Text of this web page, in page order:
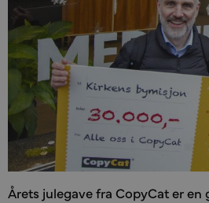
Årets julegave fra CopyCat er en